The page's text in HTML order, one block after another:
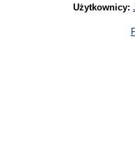
Użytkownicy: